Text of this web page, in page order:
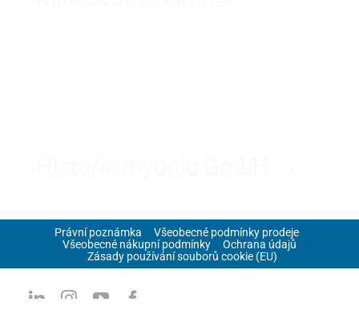
Právní poznámka
Všeobecné podmínky prodeje
Všeobecné nákupní podmínky
Ochrana údajů
Zásady používání souborů cookie (EU)